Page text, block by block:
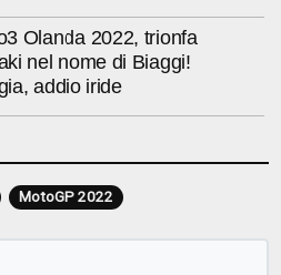
Olanda 2022, trionfa
nel nome di Biaggi!
addio iride
MotoGP 2022